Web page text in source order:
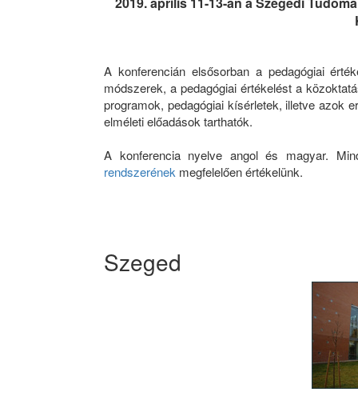
A konferencián elsősorban a pedagógiai
módszerek, a pedagógiai értékelést a
programok, pedagógiai kísérletek, illetve azok
elméleti előadások tarthatók.
A konferencia nyelve angol és magyar.
rendszerének megfelelően értékelünk.
Szeged